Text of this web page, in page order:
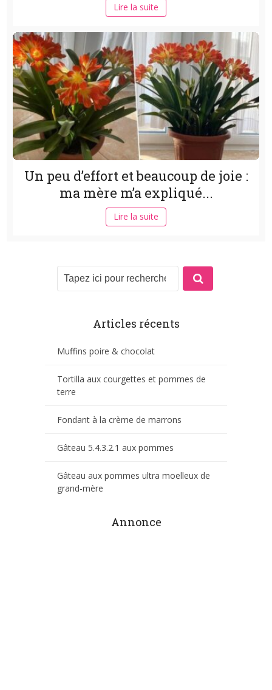
Lire la suite
Un peu d’effort et beaucoup de joie :
ma mère m’a expliqué...
Lire la suite
Articles récents
Muffins poire & chocolat
Tortilla aux courgettes et pommes de
terre
Fondant à la crème de marrons
Gâteau 5.4.3.2.1 aux pommes
Gâteau aux pommes ultra moelleux de
grand-mère
Annonce